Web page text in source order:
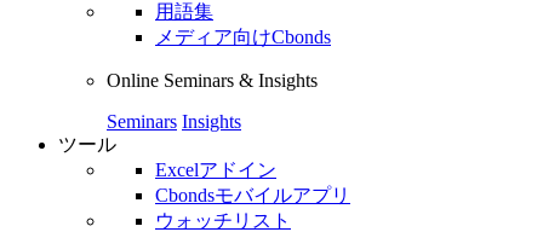
用語集
メディア向けCbonds
Online Seminars & Insights
Seminars Insights
ツール
Excelアドイン
Cbondsモバイルアプリ
ウォッチリスト